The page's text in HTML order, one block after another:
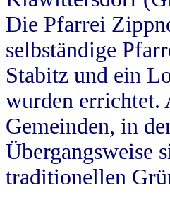
Die Pfarrei
selbständige
Stabitz und ein
wurden errichtet.
Gemeinden, in
Übergangsweise
traditionellen